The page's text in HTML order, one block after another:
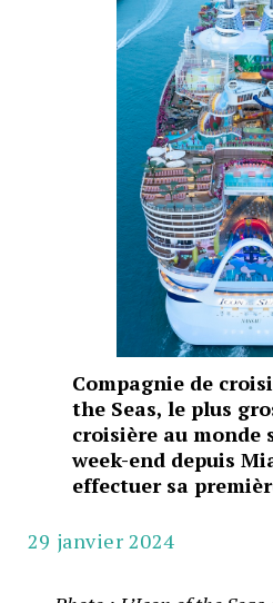
Compagnie de
the Seas, le plus
croisière au monde
week-end depuis
effectuer sa
29 janvier 2024